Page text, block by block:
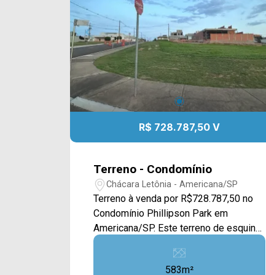
equipe e agende a sua visita!!
WhatsApp e Telefone Arbix: 19 3475-
4546 ARBIX IMÓVEIS - Presente em
cada mudança!
R$ 728.787,50 V
Terreno - Condomínio
Chácara Letônia - Americana/SP
Terreno à venda por R$728.787,50 no
Condomínio Phillipson Park em
Americana/SP. Este terreno de esquina
possui 583M², contando com uma
ampla área plana e com calçada, a área
583m²